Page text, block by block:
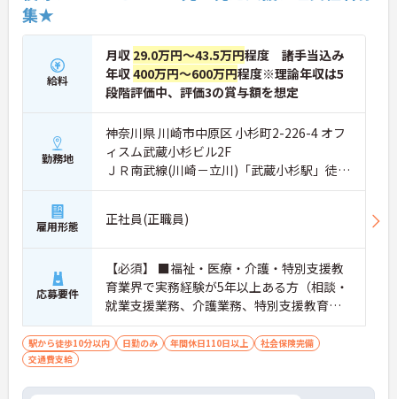
集★
給料
月収 29.0万円～43.5万円程度 諸手当込み
年収400万円～600万円程度※理論年収は5
段階評価中、評価3の賞与額を想定
勤務地
神奈川県 川崎市中原区 小杉町2-226-4 オフ
ィスム武蔵小杉ビル2F
ＪＲ南武線(川崎－立川)「武蔵小杉駅」徒歩
6分
雇用形態 正社員(正職員)
応募要件
【必須】 ■福祉・医療・介護・特別支援教
育業界で実務経験が5年以上ある方（相談・
就業支援業務、介護業務、特別支援教育な
ど） ■児童発達支援管理責任者研修受講者
駅から徒歩10分以内 日勤のみ 年間休日110日以上
社会保険完備
交通費支給